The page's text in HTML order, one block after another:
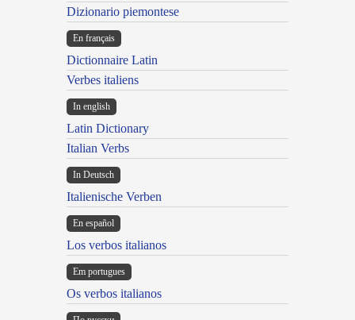
Dizionario piemontese
En français
Dictionnaire Latin
Verbes italiens
In english
Latin Dictionary
Italian Verbs
In Deutsch
Italienische Verben
En español
Los verbos italianos
Em portugues
Os verbos italianos